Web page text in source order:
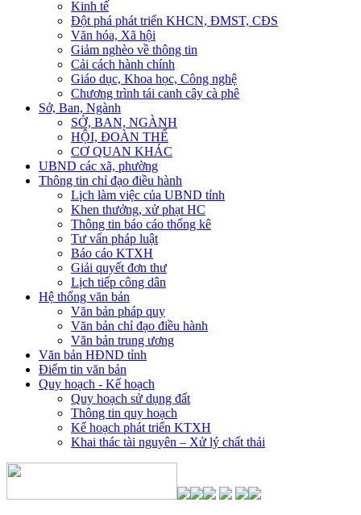
Kinh tế
Đột phá phát triển KHCN, ĐMST, CĐS
Văn hóa, Xã hội
Giảm nghèo về thông tin
Cải cách hành chính
Giáo dục, Khoa học, Công nghệ
Chương trình tái canh cây cà phê
Sở, Ban, Ngành
SỞ, BAN, NGÀNH
HỘI, ĐOÀN THỂ
CƠ QUAN KHÁC
UBND các xã, phường
Thông tin chỉ đạo điều hành
Lịch làm việc của UBND tỉnh
Khen thưởng, xử phạt HC
Thông tin báo cáo thống kê
Tư vấn pháp luật
Báo cáo KTXH
Giải quyết đơn thư
Lịch tiếp công dân
Hệ thống văn bản
Văn bản pháp quy
Văn bản chỉ đạo điều hành
Văn bản trung ương
Văn bản HĐND tỉnh
Điểm tin văn bản
Quy hoạch - Kế hoạch
Quy hoạch sử dụng đất
Thông tin quy hoạch
Kế hoạch phát triển KTXH
Khai thác tài nguyên – Xử lý chất thải